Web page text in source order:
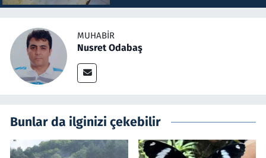
MUHABIR
Nusret Odabaş
Bunlar da ilginizi çekebilir